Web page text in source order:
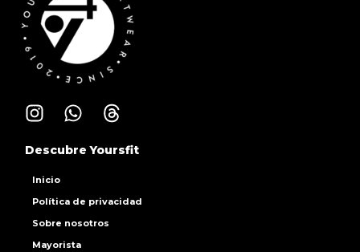
Inicio
Política de privacidad
Sobre nosotros
Mayorista
Descubre Yoursfit